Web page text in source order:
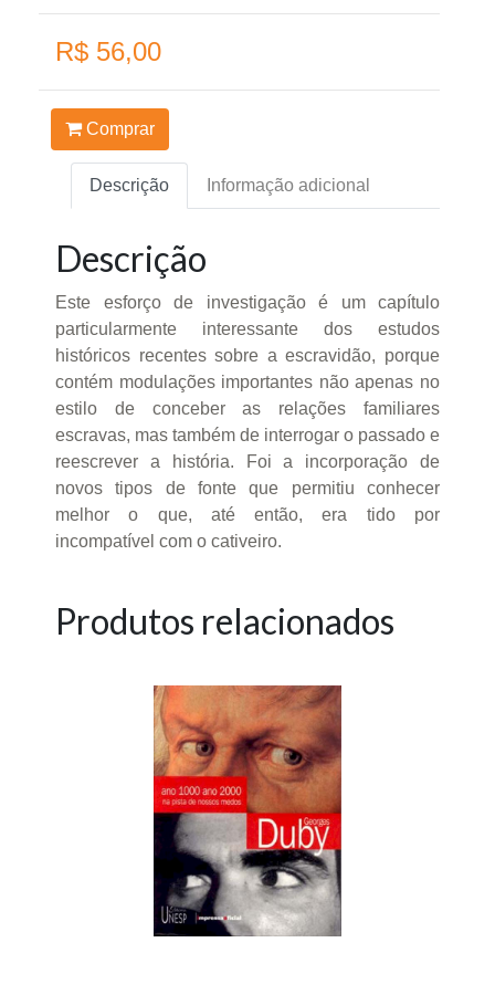
R$ 56,00
Comprar
Descrição Informação adicional
Descrição
Este esforço de investigação é um capítulo
particularmente interessante dos estudos
históricos recentes sobre a escravidão, porque
contém modulações importantes não apenas no
estilo de conceber as relações familiares
escravas, mas também de interrogar o passado e
reescrever a história. Foi a incorporação de
novos tipos de fonte que permitiu conhecer
melhor o que, até então, era tido por
incompatível com o cativeiro.
Produtos relacionados